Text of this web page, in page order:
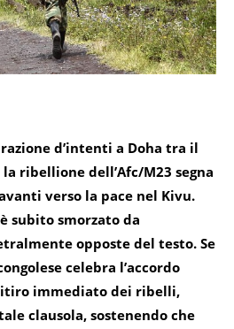
d’intenti a Doha tra il
ribellione dell’Afc/M23 segna
verso la pace nel Kivu.
subito smorzato da
opposte del testo. Se
celebra l’accordo
immediato dei ribelli,
clausola, sostenendo che